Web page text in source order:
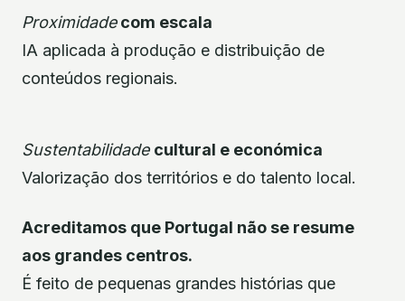
Proximidadecom escala
IA aplicada à produção e distribuição de
conteúdos regionais.
Sustentabilidade cultural e económica
Valorização dos territórios e do talento local.
Acreditamos que Portugal não se resume
aos grandes centros.
É feito de pequenas grandes histórias que